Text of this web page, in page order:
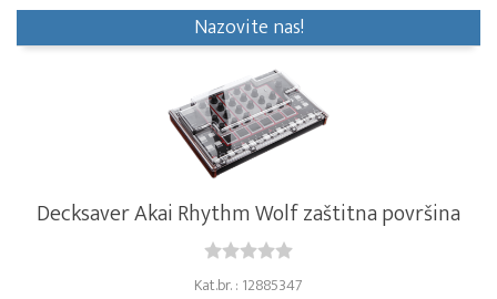
Nazovite nas!
Decksaver Akai Rhythm Wolf zaštitna površina
Kat.br. : 12885347